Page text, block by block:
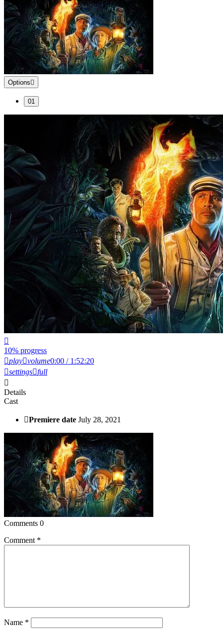
Options
01
10% progress
play volume0:00 / 1:52:20
settings full
Details
Cast
Premiere date July 28, 2021
Comments 0
Comment *
Name *